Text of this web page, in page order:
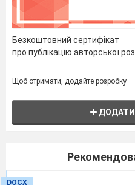
Безкоштовний сертифікат
про публікацію авторської
Щоб отримати, додайте розробку
ДОДАТИ
DOCX